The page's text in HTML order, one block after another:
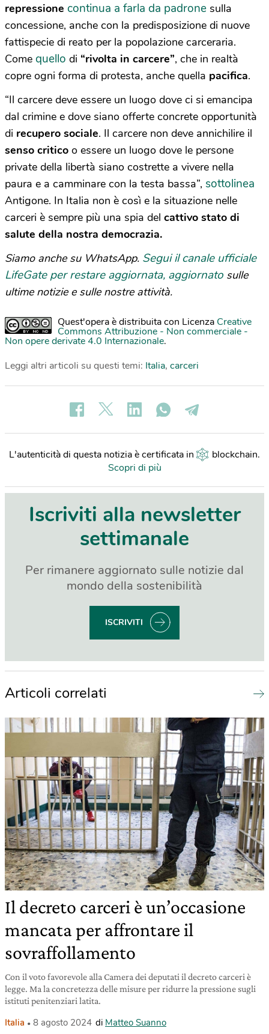
repressione continua a farla da padrone sulla
concessione, anche con la predisposizione di nuove
fattispecie di reato per la popolazione carceraria.
Come quello di “rivolta in carcere”, che in realtà
copre ogni forma di protesta, anche quella pacifica.
“Il carcere deve essere un luogo dove ci si emancipa
dal crimine e dove siano offerte concrete opportunità
di recupero sociale. Il carcere non deve annichilire il
senso critico o essere un luogo dove le persone
private della libertà siano costrette a vivere nella
paura e a camminare con la testa bassa”, sottolinea
Antigone. In Italia non è così e la situazione nelle
carceri è sempre più una spia del cattivo stato di
salute della nostra democrazia.
Siamo anche su WhatsApp. Segui il canale ufficiale
LifeGate per restare aggiornata, aggiornato sulle
ultime notizie e sulle nostre attività.
Quest'opera è distribuita con Licenza Creative
Commons Attribuzione - Non commerciale -
Non opere derivate 4.0 Internazionale.
Leggi altri articoli su questi temi: Italia, carceri
L'autenticità di questa notizia è certificata in blockchain.
Scopri di più
Iscriviti alla newsletter
settimanale
Per rimanere aggiornato sulle notizie dal
mondo della sostenibilità
ISCRIVITI
Articoli correlati
Il decreto carceri è un’occasione
mancata per affrontare il
sovraffollamento
Con il voto favorevole alla Camera dei deputati il decreto carceri è
legge. Ma la concretezza delle misure per ridurre la pressione sugli
istituti penitenziari latita.
Italia 8 agosto 2024 di Matteo Suanno